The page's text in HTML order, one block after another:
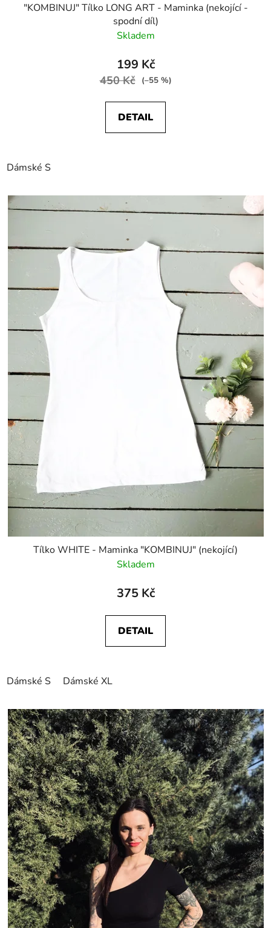
"KOMBINUJ" Tílko LONG ART - Maminka (nekojící -
spodní díl)
Skladem
199 Kč
450 Kč (–55 %)
DETAIL
Dámské S
Tílko WHITE - Maminka "KOMBINUJ" (nekojící)
Skladem
375 Kč
DETAIL
Dámské S Dámské XL